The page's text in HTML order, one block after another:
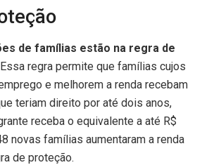
de famílias estão na regra de
regra permite que famílias cujos
e melhorem a renda recebam
teriam direito por até dois anos,
receba o equivalente a até R$
novas famílias aumentaram a renda
de proteção.